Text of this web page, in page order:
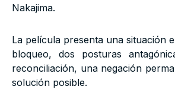
Nakajima.
La película presenta una situación
bloqueo, dos posturas
reconciliación, una negación
solución posible.